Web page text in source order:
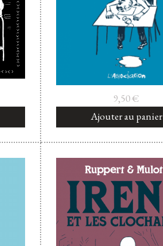
9,50€
Ajouter au panier